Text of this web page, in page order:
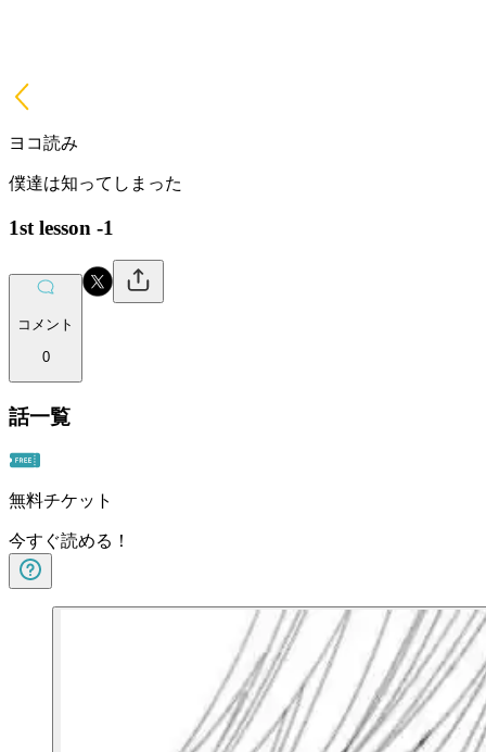
ヨコ読み
僕達は知ってしまった
1st lesson -1
コメント
0
話一覧
無料チケット
今すぐ読める！